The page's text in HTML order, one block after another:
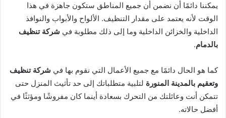
يمكننا دائمًا أن نضمن أن جميع المناطق ستكون جاهزة في هذا
الوقت لأنه يعتمد على مقدار التنظيف. الألواح والأبواب والنوافذ
الداخلية والخزائن الداخلية وما إلى ذلك مطلوبة في شركة تنظيف
بالدمام.
كما هو الحال دائمًا مع جميع الأعمال التي نقوم بها في شركة تنظيف
وتعقيم بالمدينة المنورة لتلبية متطلباتك إلى حد تأثيث المنزل حتى
تتمكن أنت وعائلتك من التحرك بسعادة أينما كان مفروشًا ومؤثثًا في
أفضل حالاته.